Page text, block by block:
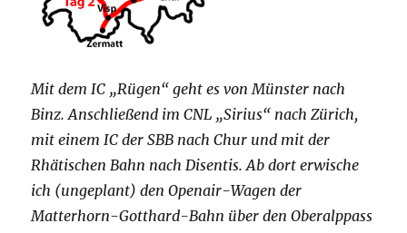
Mit dem IC „Rügen“ geht es von Münster nach
Binz. Anschließend im CNL „Sirius“ nach Zürich,
mit einem IC der SBB nach Chur und mit der
Rhätischen Bahn nach Disentis. Ab dort erwische
ich (ungeplant) den Openair-Wagen der
Matterhorn-Gotthard-Bahn über den Oberalppass